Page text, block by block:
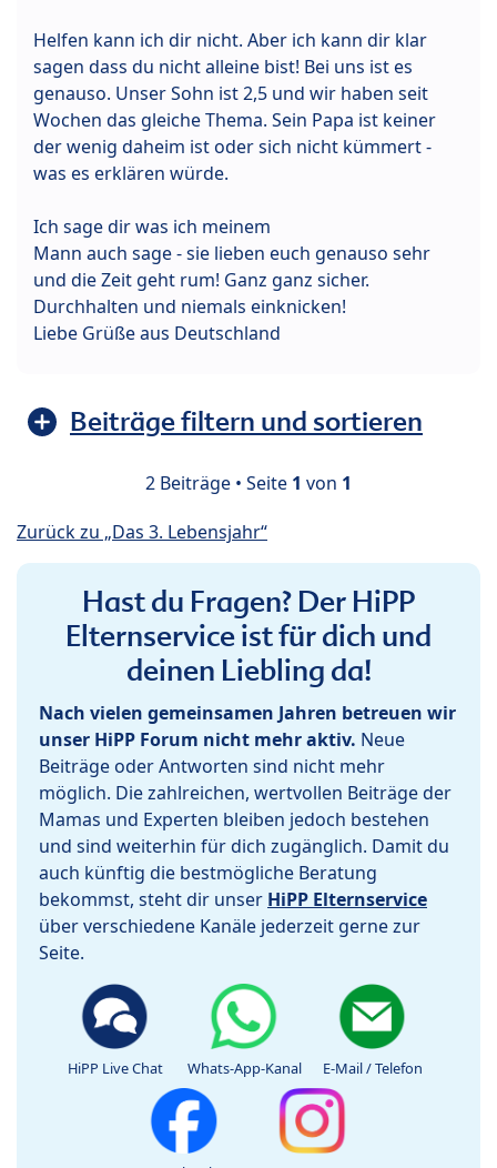
Helfen kann ich dir nicht. Aber ich kann dir klar
sagen dass du nicht alleine bist! Bei uns ist es
genauso. Unser Sohn ist 2,5 und wir haben seit
Wochen das gleiche Thema. Sein Papa ist keiner
der wenig daheim ist oder sich nicht kümmert -
was es erklären würde.
Ich sage dir was ich meinem
Mann auch sage - sie lieben euch genauso sehr
und die Zeit geht rum! Ganz ganz sicher.
Durchhalten und niemals einknicken!
Liebe Grüße aus Deutschland
Beiträge filtern und sortieren
2 Beiträge • Seite 1 von 1
Zurück zu „Das 3. Lebensjahr“
Hast du Fragen? Der HiPP
Elternservice ist für dich und
deinen Liebling da!
Nach vielen gemeinsamen Jahren betreuen wir
unser HiPP Forum nicht mehr aktiv. Neue
Beiträge oder Antworten sind nicht mehr
möglich. Die zahlreichen, wertvollen Beiträge der
Mamas und Experten bleiben jedoch bestehen
und sind weiterhin für dich zugänglich. Damit du
auch künftig die bestmögliche Beratung
bekommst, steht dir unser HiPP Elternservice
über verschiedene Kanäle jederzeit gerne zur
Seite.
HiPP Live Chat Whats-App-Kanal E-Mail / Telefon